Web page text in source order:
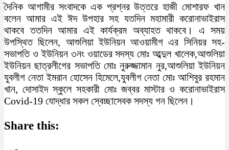
দৈনিক আগামীর সংবাদকে এক প্রশ্নর উত্তরে হাজী মোশারফ খান
বলেন আমার এই ঈদ উপহার সহ যতদিন মহামারী করোনাভাইরাস
থাকবে ততদিন আমার এই কার্যক্রম অব্যাহত থাকবে। এ সময়
উপস্থিত ছিলেন, আশুলিয়া ইউনিয়ন আওয়ামীগ এর সিনিয়র সহ-
সভাপতি ও ইউনিয়ন ৩নং ওয়াডের সদস্য মোঃ আব্দুল খালেক,আশুলিয়া
ইউনিয়ন ছাত্রলীগের সভাপতি মোঃ নুরুজ্জামান নুর,আশুলিয়া ইউনিয়ন
যুবলীগ নেতা ইমরান হোসেন হিমেলে,যুবলীগ নেতা মোঃ আশিবুর রহমান
খান, দোসাইদ স্কুলে সহকারী মোঃ জব্বর মাস্টার ও করোনাভাইরাস
Covid-19 যোদ্ধার সকল স্বেচ্ছাসেবক সদস্য গন ছিলেন।
Share this: